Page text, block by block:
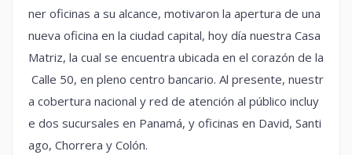
ner oficinas a su alcance, motivaron la apertura de una
nueva oficina en la ciudad capital, hoy día nuestra Casa
Matriz, la cual se encuentra ubicada en el corazón de la
Calle 50, en pleno centro bancario. Al presente, nuestr
a cobertura nacional y red de atención al público incluy
e dos sucursales en Panamá, y oficinas en David, Santi
ago, Chorrera y Colón.